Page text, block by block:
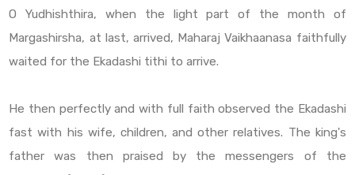
O Yudhishthira, when the light part of the month of
Margashirsha, at last, arrived, Maharaj Vaikhaanasa faithfully
waited for the Ekadashi tithi to arrive.
He then perfectly and with full faith observed the Ekadashi
fast with his wife, children, and other relatives. The king's
father was then praised by the messengers of the